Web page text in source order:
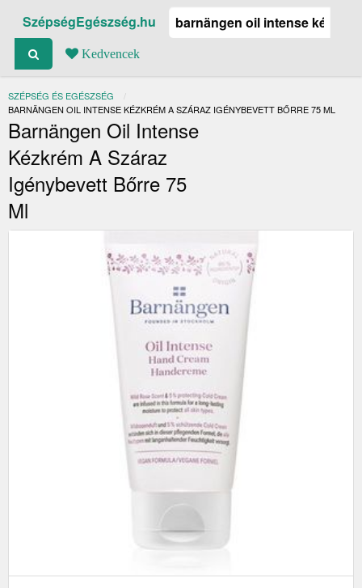
SzépségEgészség.hu
Kedvencek
SZÉPSÉG ÉS EGÉSZSÉG
JELENLEGI:
BARNÄNGEN OIL INTENSE KÉZKRÉM A SZÁRAZ IGÉNYBEVETT BŐRRE 75 ML
Barnängen Oil Intense
Kézkrém A Száraz
Igénybevett Bőrre 75
Ml